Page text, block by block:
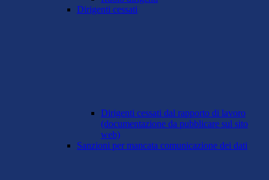
Dirigenti cessati
Dirigenti cessati dal rapporto di lavoro
(documentazione da pubblicare sul sito
web)
Sanzioni per mancata comunicazione dei dati